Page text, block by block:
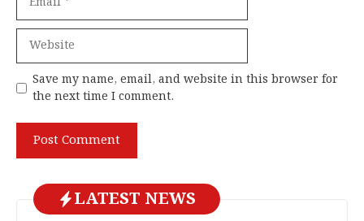
Website
Save my name, email, and website in this browser for
the next time I comment.
LATEST NEWS